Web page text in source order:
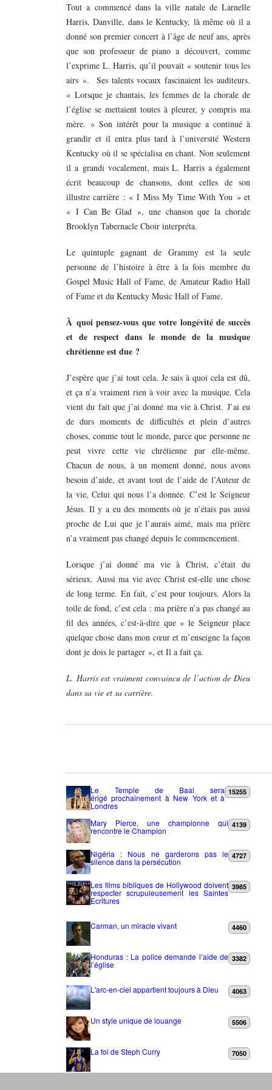
Tout a commencé dans la ville natale de Larnelle
Harris, Danville, dans le Kentucky, là même où il a
donné son premier concert à l’âge de neuf ans, après
que son professeur de piano a découvert, comme
l’exprime L. Harris, qu’il pouvait « soutenir tous les
airs ». Ses talents vocaux fascinaient les auditeurs.
« Lorsque je chantais, les femmes de la chorale de
l’église se mettaient toutes à pleurer, y compris ma
mère. » Son intérêt pour la musique a continué à
grandir et il entra plus tard à l’université Western
Kentucky où il se spécialisa en chant. Non seulement
il a grandi vocalement, mais L. Harris a également
écrit beaucoup de chansons, dont celles de son
illustre carrière : « I Miss My Time With You » et
« I Can Be Glad », une chanson que la chorale
Brooklyn Tabernacle Choir interpréta.
Le quintuple gagnant de Grammy est la seule
personne de l’histoire à être à la fois membre du
Gospel Music Hall of Fame, de Amateur Radio Hall
of Fame et du Kentucky Music Hall of Fame.
À quoi pensez-vous que votre longévité de succès
et de respect dans le monde de la musique
chrétienne est due ?
J’espère que j’ai tout cela. Je sais à quoi cela est dû,
et ça n’a vraiment rien à voir avec la musique. Cela
vient du fait que j’ai donné ma vie à Christ. J’ai eu
de durs moments de difficultés et plein d’autres
choses, comme tout le monde, parce que personne ne
peut vivre cette vie chrétienne par elle-même.
Chacun de nous, à un moment donné, nous avons
besoin d’aide, et avant tout de l’aide de l’Auteur de
la vie, Celui qui nous l’a donnée. C’est le Seigneur
Jésus. Il y a eu des moments où je n’étais pas aussi
proche de Lui que je l’aurais aimé, mais ma prière
n’a vraiment pas changé depuis le commencement.
Lorsque j’ai donné ma vie à Christ, c’était du
sérieux. Aussi ma vie avec Christ est-elle une chose
de long terme. En fait, c’est pour toujours. Alors la
toile de fond, c’est cela : ma prière n’a pas changé au
fil des années, c’est-à-dire que « le Seigneur place
quelque chose dans mon cœur et m’enseigne la façon
dont je dois le partager », et Il a fait ça.
L. Harris est vraiment convaincu de l’action de Dieu
dans sa vie et sa carrière.
Le Temple de Baal sera
érigé prochainement à New York et à
Londres
15255
Mary Pierce, une championne qui
rencontre le Champion
4139
Nigéria : Nous ne garderons pas le
silence dans la persécution
4727
Les films bibliques de Hollywood doivent
respecter scrupuleusement les Saintes
Ecritures
3985
Carman, un miracle vivant 4460
Honduras : La police demande l’aide de
l’église
3382
L'arc-en-ciel appartient toujours à Dieu 4063
Un style unique de louange 5506
La foi de Steph Curry 7050